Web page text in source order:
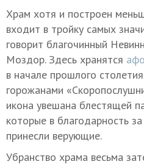
Храм хотя и построен
входит в тройку самых
говорит благочинный
Моздор. Здесь хранятся
в начале прошлого
горожанами
икона увешана блестящей
которые в благодарность
принесли верующие.
Убранство храма весьма